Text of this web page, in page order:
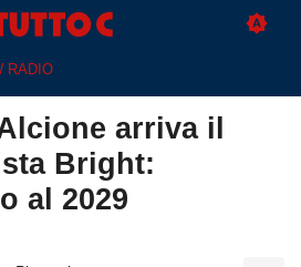
RADIO
arriva il
Bright:
al 2029